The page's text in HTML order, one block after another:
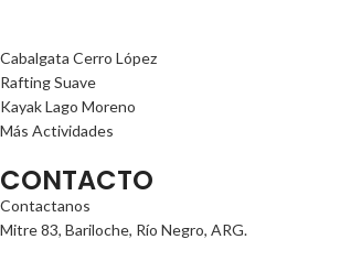
Cabalgata Cerro López
Rafting Suave
Kayak Lago Moreno
Más Actividades
CONTACTO
Contactanos
Mitre 83, Bariloche, Río Negro, ARG.